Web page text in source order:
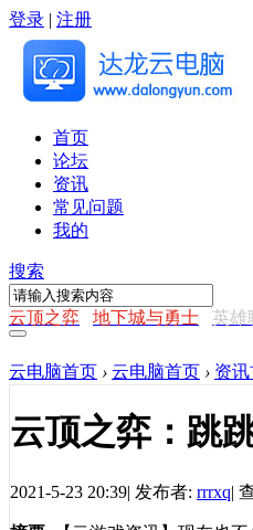
登录 | 注册
首页
论坛
资讯
常见问题
我的
搜索
云顶之弈 地下城与勇士 英雄
云电脑首页 › 云电脑首页 › 资
云顶之弈：跳
2021-5-23 20:39| 发布者: rrrxq|